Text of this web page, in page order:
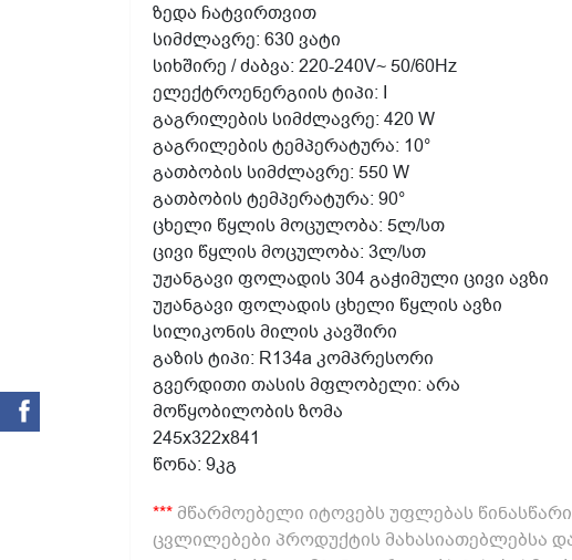
ზედა ჩატვირთვით
სიმძლავრე: 630 ვატი
სიხშირე / ძაბვა: 220-240V~ 50/60Hz
ელექტროენერგიის ტიპი: I
გაგრილების სიმძლავრე: 420 W
გაგრილების ტემპერატურა: 10°
გათბობის სიმძლავრე: 550 W
გათბობის ტემპერატურა: 90°
ცხელი წყლის მოცულობა: 5ლ/სთ
ცივი წყლის მოცულობა: 3ლ/სთ
უჟანგავი ფოლადის 304 გაჭიმული ცივი ავზი
უჟანგავი ფოლადის ცხელი წყლის ავზი
სილიკონის მილის კავშირი
გაზის ტიპი: R134a კომპრესორი
გვერდითი თასის მფლობელი: არა
მოწყობილობის ზომა
245x322x841
წონა: 9კგ
*** მწარმოებელი იტოვებს უფლებას
ცვლილებები პროდუქტის მახასიათებლებსა